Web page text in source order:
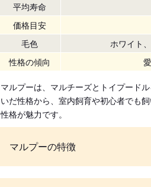
平均寿命
価格目安
毛色
ホワイト
性格の傾向
マルプーは、マルチーズとトイプード
いだ性格から、室内飼育や初心者でも
性格が魅力です。
マルプーの特徴